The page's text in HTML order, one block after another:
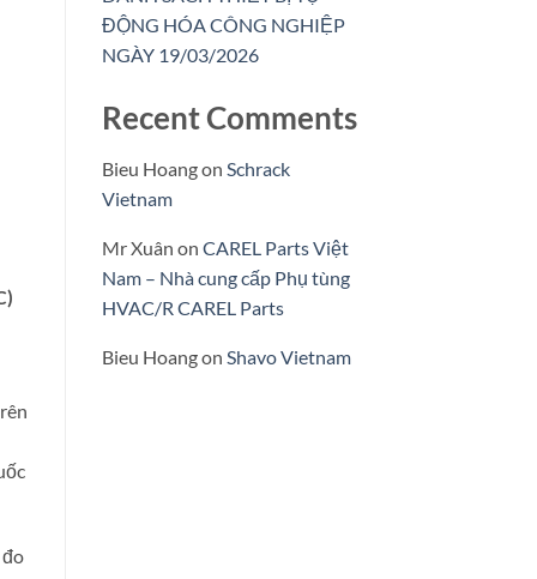
ĐỘNG HÓA CÔNG NGHIỆP
NGÀY 19/03/2026
Recent Comments
Bieu Hoangon Schrack
Vietnam
Mr Xuân on CAREL Parts Việt
Nam – Nhà cung cấp Phụ tùng
HVAC/R CAREL Parts
Bieu Hoangon Shavo Vietnam